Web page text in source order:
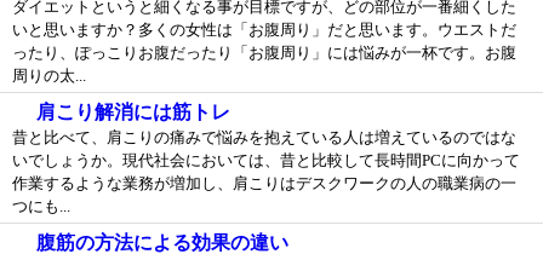
ダイエットというと細くなる事が目標ですが、どの部位が一番細くした
いと思いますか？多くの女性は「お腹周り」だと思います。ウエストだ
ったり、ぽっこりお腹だったり「お腹周り」には悩みが一杯です。お腹
周りの太...
肩こり解消には筋トレ
昔と比べて、肩こりの痛みで悩みを抱えている人は増えているのではな
いでしょうか。現代社会においては、昔と比較して長時間PCに向かって
作業するような業務が増加し、肩こりはデスクワークの人の職業病の一
つにも...
腹筋の方法による効果の違い